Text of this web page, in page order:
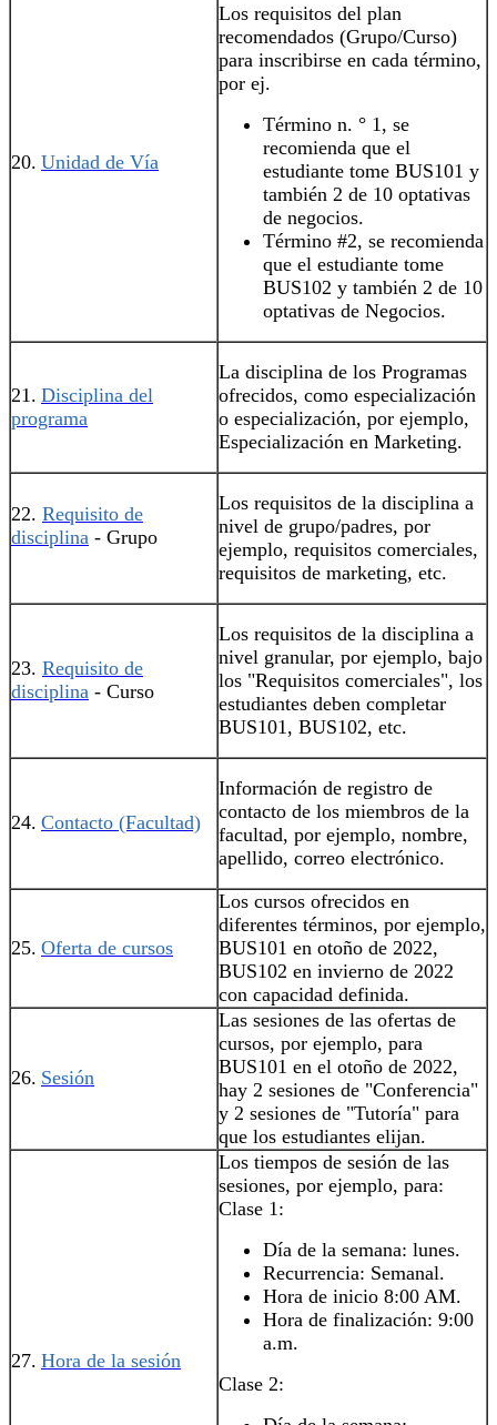
20. Unidad de Vía
Los requisitos del plan
recomendados‍ (Grupo/Curso)
para inscribirse en cada término,
por ej.
Término n. ° 1, se
recomienda que el
estudiante tome BUS101 y
también 2 de 10 optativas
de negocios.
Término #2, se recomienda
que el estudiante tome
BUS102 y también 2 de 10
optativas de Negocios.
21. Disciplina del
programa
La disciplina de los Programas
ofrecidos, como especialización
o especialización, por ejemplo,
Especialización en Marketing.
22. Requisito de
disciplina - Grupo
Los requisitos de la disciplina a
nivel de grupo/padres, por
ejemplo, requisitos comerciales,
requisitos de marketing, etc.
23. Requisito de
disciplina - Curso
Los requisitos de la disciplina a
nivel granular, por ejemplo, bajo
los "Requisitos comerciales", los
estudiantes deben completar
BUS101, BUS102, etc.
24. Contacto (Facultad)
Información de registro de
contacto de los miembros de la
facultad, por ejemplo, nombre,
apellido, correo electrónico.
25. Oferta de cursos
Los cursos ofrecidos en
diferentes términos, por ejemplo,
BUS101 en otoño de 2022,
BUS102 en invierno de 2022
con capacidad definida.
26. Sesión
Las sesiones de las ofertas de
cursos, por ejemplo, para
BUS101 en el otoño de 2022,
hay 2 sesiones de "Conferencia"
y 2 sesiones de "Tutoría" para
que los estudiantes elijan.
27. Hora de la sesión
Los tiempos de sesión de las
sesiones, por ejemplo, para:
Clase 1:
Día de la semana: lunes.
Recurrencia: Semanal.
Hora de inicio 8:00 AM.
Hora de finalización: 9:00
a.m.
Clase 2: